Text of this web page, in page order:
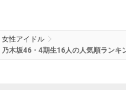
女性アイドル
乃木坂46・4期生16人の人気順ランキ